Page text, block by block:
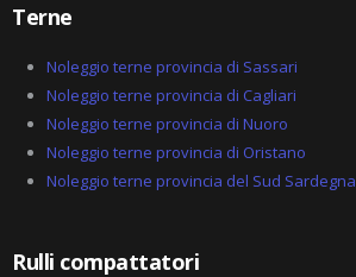
m
r
k
d
-
a
Terne
Noleggio terne provincia di Sassari
Noleggio terne provincia di Cagliari
Noleggio terne provincia di Nuoro
Noleggio terne provincia di Oristano
Noleggio terne provincia del Sud Sardegna
Rulli compattatori